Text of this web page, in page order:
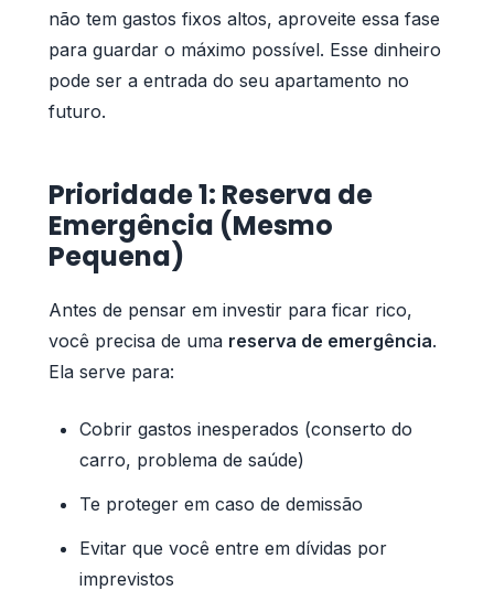
não tem gastos fixos altos, aproveite essa fase
para guardar o máximo possível. Esse dinheiro
pode ser a entrada do seu apartamento no
futuro.
Prioridade 1: Reserva de
Emergência (Mesmo
Pequena)
Antes de pensar em investir para ficar rico,
você precisa de uma reserva de emergência.
Ela serve para:
Cobrir gastos inesperados (conserto do
carro, problema de saúde)
Te proteger em caso de demissão
Evitar que você entre em dívidas por
imprevistos